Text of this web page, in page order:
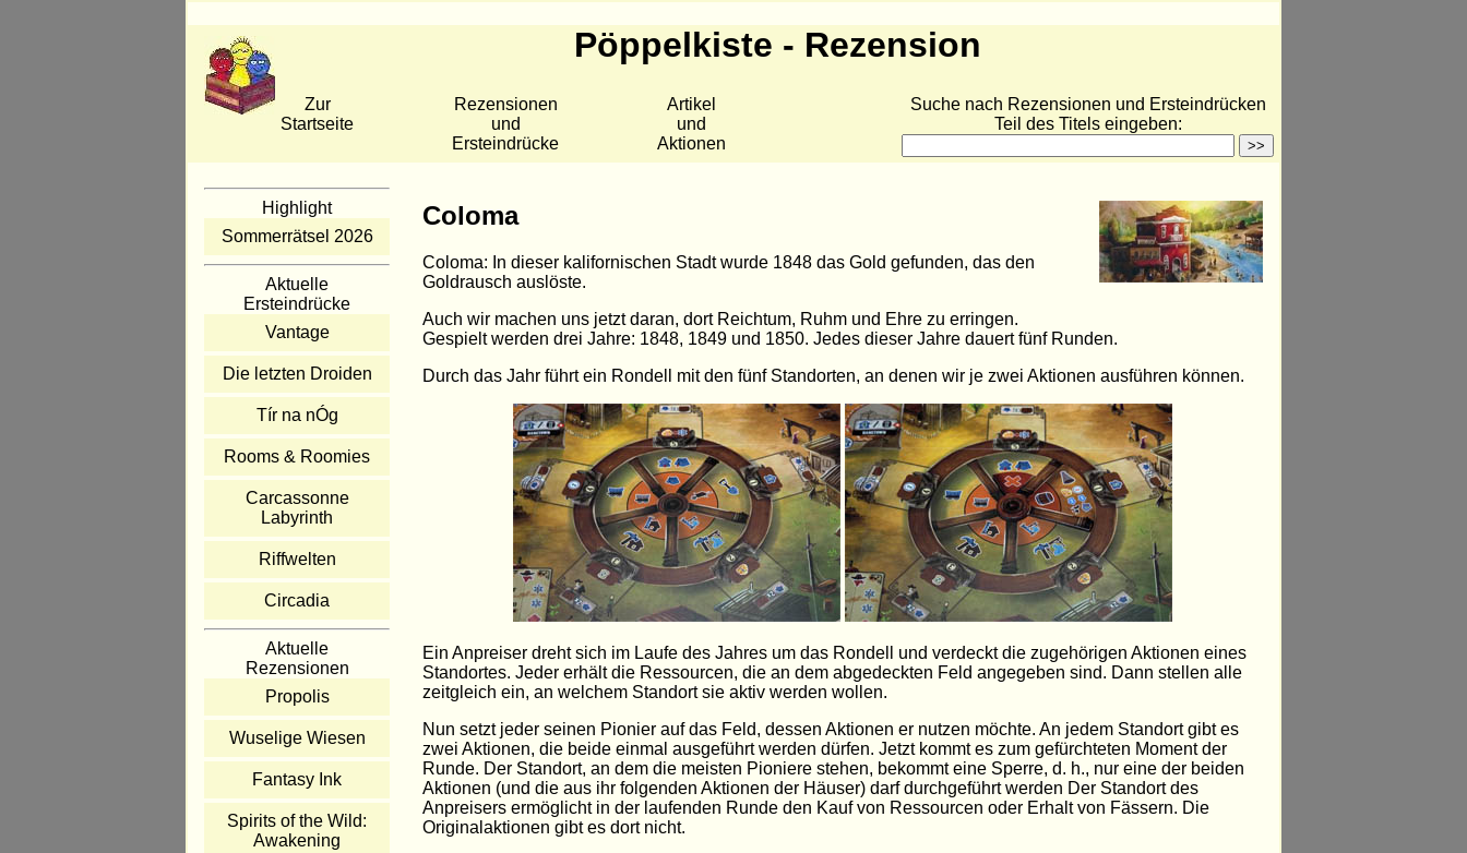
Pöppelkiste - Rezension
Zur
Startseite
Rezensionen
und
Ersteindrücke
Artikel
und
Aktionen
Suche nach Rezensionen und Ersteindrücken
Teil des Titels eingeben:
Highlight
Sommerrätsel 2026
Aktuelle
Ersteindrücke
Vantage
Die letzten Droiden
Tír na nÓg
Rooms & Roomies
Carcassonne
Labyrinth
Riffwelten
Circadia
Aktuelle
Rezensionen
Propolis
Wuselige Wiesen
Fantasy Ink
Spirits of the Wild:
Awakening
Coloma
Coloma: In dieser kalifornischen Stadt wurde 1848 das Gold gefunden, das den
Goldrausch auslöste.
Auch wir machen uns jetzt daran, dort Reichtum, Ruhm und Ehre zu erringen.
Gespielt werden drei Jahre: 1848, 1849 und 1850. Jedes dieser Jahre dauert fünf Runden.
Durch das Jahr führt ein Rondell mit den fünf Standorten, an denen wir je zwei Aktionen ausführen können.
Ein Anpreiser dreht sich im Laufe des Jahres um das Rondell und verdeckt die zugehörigen Aktionen eines
Standortes. Jeder erhält die Ressourcen, die an dem abgedeckten Feld angegeben sind. Dann stellen alle
zeitgleich ein, an welchem Standort sie aktiv werden wollen.
Nun setzt jeder seinen Pionier auf das Feld, dessen Aktionen er nutzen möchte. An jedem Standort gibt es
zwei Aktionen, die beide einmal ausgeführt werden dürfen. Jetzt kommt es zum gefürchteten Moment der
Runde. Der Standort, an dem die meisten Pioniere stehen, bekommt eine Sperre, d. h., nur eine der beiden
Aktionen (und die aus ihr folgenden Aktionen der Häuser) darf durchgeführt werden Der Standort des
Anpreisers ermöglicht in der laufenden Runde den Kauf von Ressourcen oder Erhalt von Fässern. Die
Originalaktionen gibt es dort nicht.